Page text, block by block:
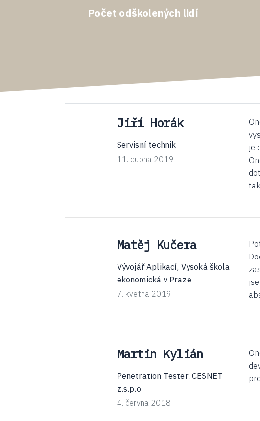
Počet odškolených lidí
Jiří Horák
Servisní technik
11. dubna 2019
je
Matěj Kučera
Vývojář Aplikací, Vysoká škola
ekonomická v Praze
7. kvetna 2019
Martin Kylián
Penetration Tester, CESNET
z.s.p.o
4. června 2018